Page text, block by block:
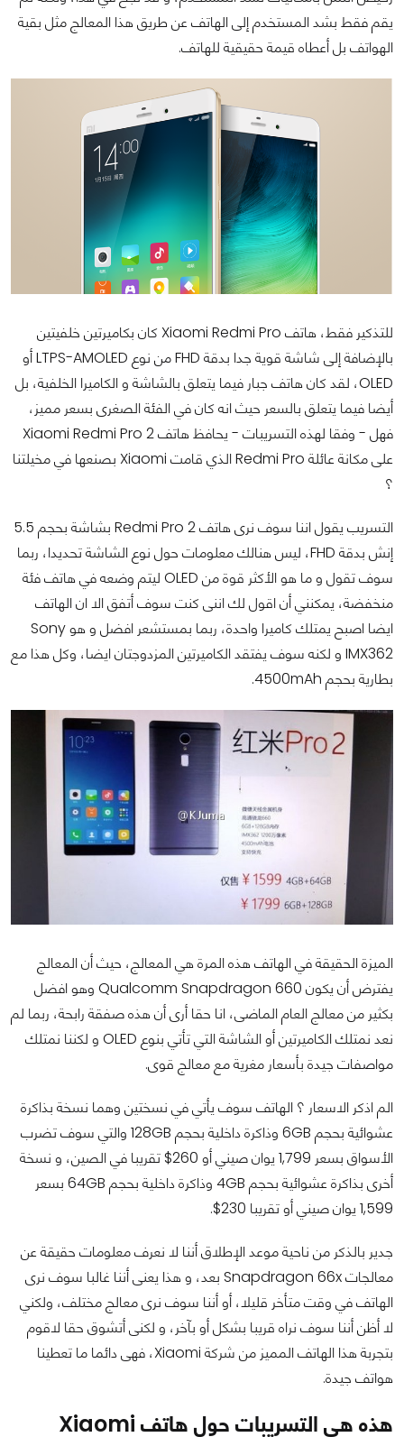
يقم فقط بشد المستخدم إلى الهاتف عن طريق هذا المعالج مثل بقية
الهواتف بل أعطاه قيمة حقيقية للهاتف.
للتذكير فقط، هاتف Xiaomi Redmi Pro كان بكاميرتين خلفيتين
بالإضافة إلى شاشة قوية جدا بدقة FHD من نوع LTPS-AMOLED أو
OLED، لقد كان هاتف جبار فيما يتعلق بالشاشة و الكاميرا الخلفية، بل
أيضا فيما يتعلق بالسعر حيث انه كان في الفئة الصغرى بسعر مميز،
فهل - وفقا لهذه التسريبات - يحافظ هاتف Xiaomi Redmi Pro 2
على مكانة عائلة Redmi Pro الذي قامت Xiaomi بصنعها في مخيلتنا
؟
التسريب يقول اننا سوف نرى هاتف Redmi Pro 2 بشاشة بحجم 5.5
إنش بدقة FHD، ليس هنالك معلومات حول نوع الشاشة تحديدا، ربما
سوف تقول و ما هو الأكثر قوة من OLED ليتم وضعه في هاتف فئة
منخفضة، يمكنني أن اقول لك اننى كنت سوف أتفق الا ان الهاتف
ايضا اصبح يمتلك كاميرا واحدة، ربما بمستشعر افضل و هو Sony
IMX362 و لكنه سوف يفتقد الكاميرتين المزدوجتان ايضا، وكل هذا مع
بطارية بحجم 4500mAh.
الميزة الحقيقة في الهاتف هذه المرة هي المعالج، حيث أن المعالج
يفترض أن يكون Qualcomm Snapdragon 660 وهو افضل
بكثير من معالج العام الماضى، انا حقا أرى أن هذه صفقة رابحة، ربما لم
نعد نمتلك الكاميرتين أو الشاشة التي تأتي بنوع OLED و لكننا نمتلك
مواصفات جيدة بأسعار مغرية مع معالج قوى.
الم اذكر الاسعار ؟ الهاتف سوف يأتي في نسختين وهما نسخة بذاكرة
عشوائية بحجم 6GB وذاكرة داخلية بحجم 128GB والتي سوف تضرب
الأسواق بسعر 1,799 يوان صيني أو 260$ تقريبا في الصين، و نسخة
أخرى بذاكرة عشوائية بحجم 4GB وذاكرة داخلية بحجم 64GB بسعر
1,599 يوان صيني أو تقريبا 230$.
جدير بالذكر من ناحية موعد الإطلاق أننا لا نعرف معلومات حقيقة عن
معالجات Snapdragon 66x بعد، و هذا يعنى أننا غالبا سوف نرى
الهاتف في وقت متأخر قليلا، أو أننا سوف نرى معالج مختلف، ولكني
لا أظن أننا سوف نراه قريبا بشكل أو بآخر، و لكنى أتشوق حقا لاقوم
بتجربة هذا الهاتف المميز من شركة Xiaomi، فهى دائما ما تعطينا
هواتف جيدة.
هذه هي التسريبات حول هاتف Xiaomi